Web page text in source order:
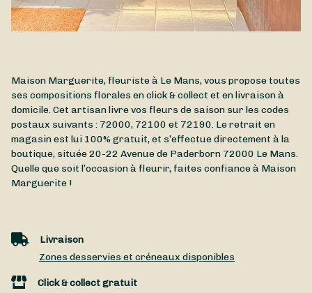
Maison Marguerite, fleuriste à Le Mans, vous propose toutes
ses compositions florales en click & collect et en livraison à
domicile. Cet artisan livre vos fleurs de saison sur les codes
postaux suivants : 72000, 72100 et 72190. Le retrait en
magasin est lui 100% gratuit, et s’effectue directement à la
boutique, située20-22 Avenue de Paderborn 72000 Le Mans.
Quelle que soit l’occasion à fleurir, faites confiance à Maison
Marguerite !
Livraison
Zones desservies et créneaux disponibles
Click & collect gratuit